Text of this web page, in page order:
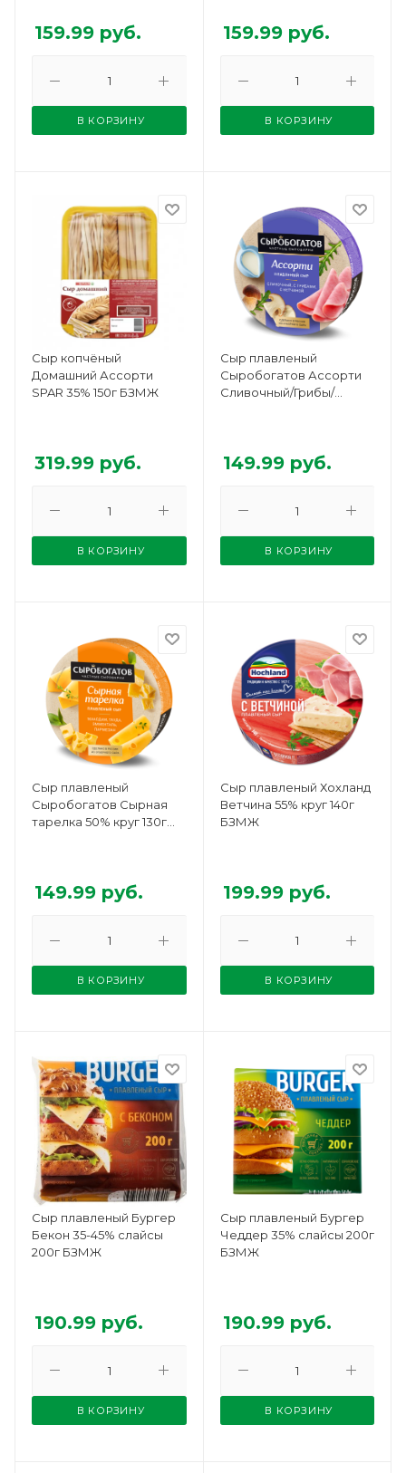
159.99 руб.
В КОРЗИНУ
159.99руб.
В КОРЗИНУ
Сыр копчёный
Домашний Ассорти
SPAR 35% 150г БЗМЖ
319.99 руб.
В КОРЗИНУ
Сыр плавленый
Сыробогатов Ассорти
Сливочный/Грибы/
149.99руб.
В КОРЗИНУ
Сыр плавленый
Сыробогатов Сырная
тарелка 50% круг 130г
149.99 руб.
В КОРЗИНУ
Сыр плавленый Хохланд
Ветчина 55% круг 140г
БЗМЖ
199.99руб.
В КОРЗИНУ
Сыр плавленый Бургер
Бекон 35-45% слайсы
200г БЗМЖ
190.99 руб.
В КОРЗИНУ
Сыр плавленый Бургер
Чеддер 35% слайсы 200г
БЗМЖ
190.99руб.
В КОРЗИНУ